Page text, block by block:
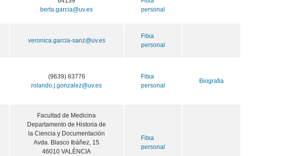
berta.garcia@uv.es
personal
veronica.garcia-sanz@uv.es
Fitxa
personal
(9639) 83776
rolando.j.gonzalez@uv.es
Fitxa
personal
Biografia
Facultad de Medicina
Departamento de Historia de
la Ciencia y Documentación
Avda. Blasco Ibáñez, 15
46010 VALÈNCIA
Fitxa
personal